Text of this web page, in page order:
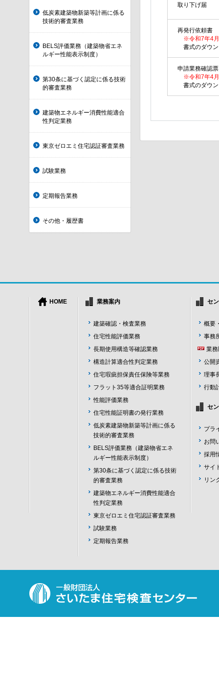
低炭素建築物新築等計画に係る
技術的審査業務
BELS評価業務（建築物省エネ
ルギー性能表示制度）
第30条に基づく認定に係る技術
的審査業務
建築物エネルギー消費性能適合
性判定業務
東京ゼロエミ住宅認証審査業務
試験業務
定期報告業務
その他・履歴書
取り下げ届
再発行依頼書
※令和7年4月
書式のダウン
申請業務確認
※令和7年4月
書式のダウン
HOME 業務案内
建築確認・検査業務
住宅性能評価業務
長期使用構造等確認業務
構造計算適合性判定業務
住宅瑕疵担保責任保険等業務
フラット35等適合証明業務
性能評価業務
住宅性能証明書の発行業務
低炭素建築物新築等計画に係る
技術的審査業務
BELS評価業務（建築物省エネ
ルギー性能表示制度）
第30条に基づく認定に係る技術
的審査業務
建築物エネルギー消費性能適合
性判定業務
東京ゼロエミ住宅認証審査業務
試験業務
定期報告業務
セ
概要
事務
業
公開
理事
行動
セ
プラ
お問
採用
サイ
リン